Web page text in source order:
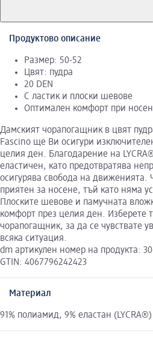
Продуктово описание
Размер: 50-52
Цвят: пудра
20 DEN
С ластик и плоски шевове
Оптимален комфорт при
Дамският чорапогащник в цвят
Fascino ще Ви осигури
целия ден. Благодарение на
еластичен, като предотвратява
осигурява свобода на движенията.
приятен за носене, тъй като няма
Плоските шевове и памучната
комфорт през целия ден. Изберете
чорапогащник, за да се чувствате
всяка ситуация.
dm артикулен номер на продукта:
GTIN: 4067796242423
Материал
91% полиамид, 9% еластан (LYCRA®)